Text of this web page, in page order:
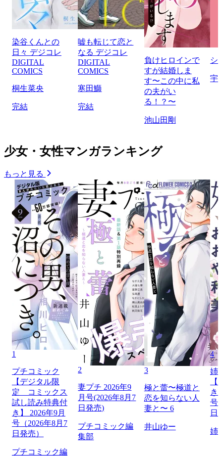
染谷くんとの
日々 デジコレ
DIGITAL
COMICS
桐生菜央
完結
嘘も転じて恋と
なる デジコレ
DIGITAL
COMICS
寒田鰤
完結
負けヒロインで
すが結婚しま
す〜この中に私
の夫がい
る！？〜
池山田剛
シ
宇
少女・女性マンガランキング
もっと見る
1
プチコミック
【デジタル限
定 コミックス
試し読み特典付
き】 2026年9月
号（2026年8月7
日発売）
プチコミック編
2
妻プチ 2026年9
月号(2026年8月7
日発売)
プチコミック編
集部
3
極と蕾〜極道と
恋を知らない人
妻と〜 6
井山ゆー
4
姉
き
号
日
姉